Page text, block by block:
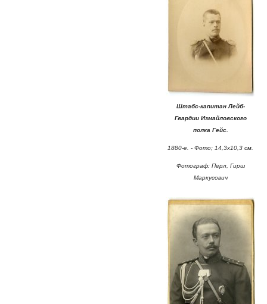
Штабс-капитан Лейб-
Гвардии Измайловского
полка Гейс.
1880-е. - Фото; 14,3х10,3 см.
Фотограф: Перл, Гирш
Маркусович